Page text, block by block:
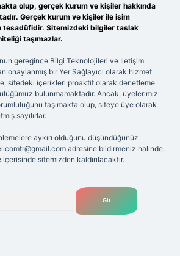
olup, gerçek kurum ve kişiler hakkında
Gerçek kurum ve kişiler ile isim
tesadüfidir. Sitemizdeki bilgiler taslak
taşımazlar.
gereğince Bilgi Teknolojileri ve İletişim
onaylanmış bir Yer Sağlayıcı olarak hizmet
sitedeki içerikleri proaktif olarak denetleme
bulunmamaktadır. Ancak, üyelerimiz
taşımakta olup, siteye üye olarak
sayılırlar.
aykırı olduğunu düşündüğünüz
adresine bildirmeniz halinde,
sitemizden kaldırılacaktır.